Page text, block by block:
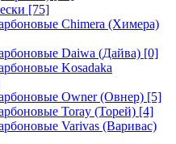
[75]
Chimera (Химера)
Daiwa (Дайва) [0]
Kosadaka
Owner (Овнер) [5]
Toray (Торей) [4]
Varivas (Варивас)